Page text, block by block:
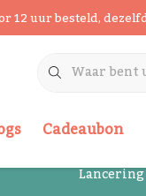
12 uur besteld,
Cadeaubon
Lancering